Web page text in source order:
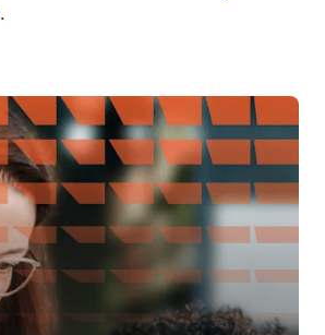
opens in new tab/window
.